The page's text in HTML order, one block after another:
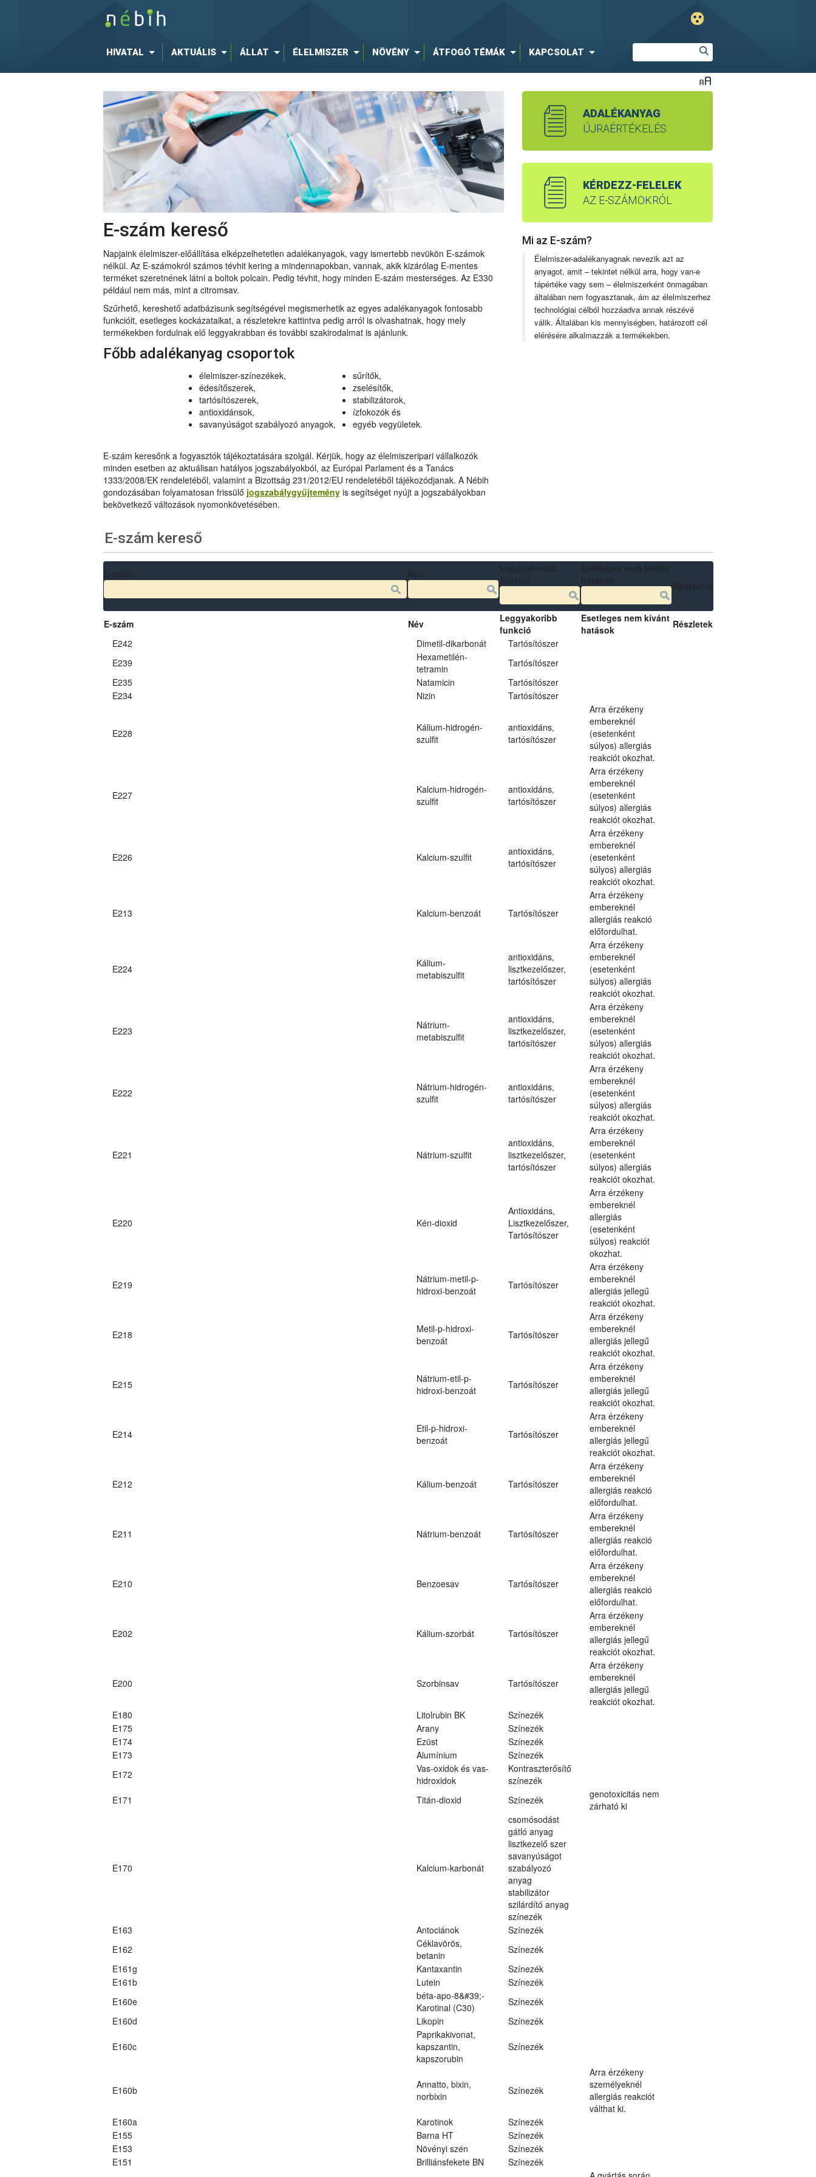
HIVATAL AKTUÁLIS ÁLLAT ÉLELMISZER NÖVÉNY ÁTFOGÓ TÉMÁK KAPCSOLAT
E-szám kereső
Napjaink élelmiszer-előállítása elképzelhetetlen adalékanyagok, vagy ismertebb nevükön E-számok
nélkül. Az E-számokról számos tévhit kering a mindennapokban, vannak, akik kizárólag E-mentes
terméket szeretnének látni a boltok polcain. Pedig tévhit, hogy minden E-szám mesterséges. Az E330
például nem más, mint a citromsav.
Szűrhető, kereshető adatbázisunk segítségével megismerhetik az egyes adalékanyagok fontosabb
funkcióit, esetleges kockázataikat, a részletekre kattintva pedig arról is olvashatnak, hogy mely
termékekben fordulnak elő leggyakrabban és további szakirodalmat is ajánlunk.
Főbb adalékanyag csoportok
élelmiszer-színezékek,
édesítőszerek,
tartósítószerek,
antioxidánsok,
savanyúságot szabályozó anyagok,
sűrítők,
zselésítők,
stabilizátorok,
ízfokozók és
egyéb vegyületek.
E-szám keresőnk a fogyasztók tájékoztatására szolgál. Kérjük, hogy az élelmiszeripari vállalkozók
minden esetben az aktuálisan hatályos jogszabályokból, az Európai Parlament és a Tanács
1333/2008/EK rendeletéből, valamint a Bizottság 231/2012/EU rendeletéből tájékozódjanak. A Nébih
gondozásában folyamatosan frissülő jogszabálygyűjteményis segítséget nyújt a jogszabályokban
bekövetkező változások nyomonkövetésében.
ADALÉKANYAG
ÚJRAÉRTÉKELÉS
KÉRDEZZ-FELELEK
AZ E-SZÁMOKRÓL
Mi az E-szám?
Élelmiszer-adalékanyagnak nevezik azt az
anyagot, amit – tekintet nélkül arra, hogy van-e
tápértéke vagy sem – élelmiszerként önmagában
általában nem fogyasztanak, ám az élelmiszerhez
technológiai célból hozzáadva annak részévé
válik. Általában kis mennyiségben, határozott cél
elérésére alkalmazzák a termékekben.
E-szám kereső
E-szám Név
Leggyakoribb
funkció
Esetleges nem kívánt
hatások
Részletek
E242
Dimetil-dikarbonát
Tartósítószer
E239
Hexametilén-
tetramin
Tartósítószer
E235
Natamicin
Tartósítószer
E234
Nizin Tartósítószer
E228
Kálium-hidrogén-
szulfit
antioxidáns,
tartósítószer
Arra érzékeny
embereknél
(esetenként
súlyos) allergiás
reakciót okozhat.
E227
Kalcium-hidrogén-
szulfit
antioxidáns,
tartósítószer
Arra érzékeny
embereknél
(esetenként
súlyos) allergiás
reakciót okozhat.
E226 Kalcium-szulfit
antioxidáns,
tartósítószer
Arra érzékeny
embereknél
(esetenként
súlyos) allergiás
reakciót okozhat.
E213 Kalcium-benzoát Tartósítószer
Arra érzékeny
embereknél
allergiás reakció
előfordulhat.
E224
Kálium-
metabiszulfit
antioxidáns,
lisztkezelőszer,
tartósítószer
Arra érzékeny
embereknél
(esetenként
súlyos) allergiás
reakciót okozhat.
E223
Nátrium-
metabiszulfit
antioxidáns,
lisztkezelőszer,
tartósítószer
Arra érzékeny
embereknél
(esetenként
súlyos) allergiás
reakciót okozhat.
E222
Nátrium-hidrogén-
szulfit
antioxidáns,
tartósítószer
Arra érzékeny
embereknél
(esetenként
súlyos) allergiás
reakciót okozhat.
E221 Nátrium-szulfit
antioxidáns,
lisztkezelőszer,
tartósítószer
Arra érzékeny
embereknél
(esetenként
súlyos) allergiás
reakciót okozhat.
E220 Kén-dioxid
Antioxidáns,
Lisztkezelőszer,
Tartósítószer
Arra érzékeny
embereknél
allergiás
(esetenként
súlyos) reakciót
okozhat.
E219
Nátrium-metil-p-
hidroxi-benzoát
Tartósítószer
Arra érzékeny
embereknél
allergiás jellegű
reakciót okozhat.
E218
Metil-p-hidroxi-
benzoát
Tartósítószer
Arra érzékeny
embereknél
allergiás jellegű
reakciót okozhat.
E215
Nátrium-etil-p-
hidroxi-benzoát
Tartósítószer
Arra érzékeny
embereknél
allergiás jellegű
reakciót okozhat.
E214
Etil-p-hidroxi-
benzoát
Tartósítószer
Arra érzékeny
embereknél
allergiás jellegű
reakciót okozhat.
E212 Kálium-benzoát Tartósítószer
Arra érzékeny
embereknél
allergiás reakció
előfordulhat.
E211 Nátrium-benzoát Tartósítószer
Arra érzékeny
embereknél
allergiás reakció
előfordulhat.
E210 Benzoesav Tartósítószer
Arra érzékeny
embereknél
allergiás reakció
előfordulhat.
E202 Kálium-szorbát Tartósítószer
Arra érzékeny
embereknél
allergiás jellegű
reakciót okozhat.
E200 Szorbinsav Tartósítószer
Arra érzékeny
embereknél
allergiás jellegű
reakciót okozhat.
E180
Litolrubin BK
Színezék
E175
Arany
Színezék
E174
Ezüst
Színezék
E173
Alumínium
Színezék
E172
Vas-oxidok és vas-
hidroxidok
Kontraszterősítő
színezék
E171
Titán-dioxid Színezék
genotoxicitás nem
zárható ki
E170 Kalcium-karbonát
csomósodást
gátló anyag
lisztkezelő szer
savanyúságot
szabályozó
anyag
stabilizátor
szilárdító anyag
színezék
E163
Antociánok
Színezék
E162
Céklavörös,
betanin
Színezék
E161g
Kantaxantin
Színezék
E161b
Lutein
Színezék
E160e
béta-apo-8&#39;-
Karotinal (C30)
Színezék
E160d
Likopin Színezék
E160c
Paprikakivonat,
kapszantin,
kapszorubin
Színezék
E160b
Annatto, bixin,
norbixin
Színezék
Arra érzékeny
személyeknél
allergiás reakciót
válthat ki.
E160a
Karotinok
Színezék
E155
Barna HT
Színezék
E153
Növényi szén
Színezék
E151
Brilliánsfekete BN
Színezék